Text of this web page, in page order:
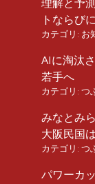
理解と予
トならび
カテゴリ: お
AIに淘汰
若手へ
カテゴリ: つ
みなとみ
大阪民国
カテゴリ: つ
パワーカ